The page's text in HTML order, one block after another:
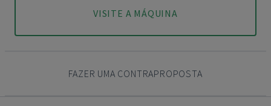
VISITE A MÁQUINA
FAZER UMA CONTRAPROPOSTA